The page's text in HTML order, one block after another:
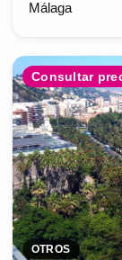
Málaga
Consultar
OTROS